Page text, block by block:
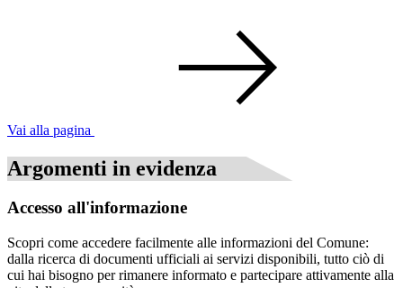
Vai alla pagina
Argomenti in evidenza
Accesso all'informazione
Scopri come accedere facilmente alle informazioni del Comune:
dalla ricerca di documenti ufficiali ai servizi disponibili, tutto ciò di
cui hai bisogno per rimanere informato e partecipare attivamente alla